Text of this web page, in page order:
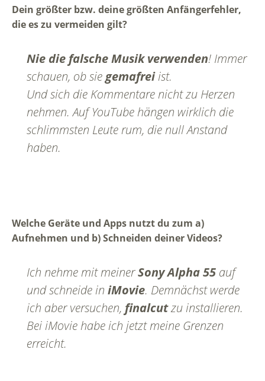
Dein größter bzw. deine größten Anfängerfehler,
die es zu vermeiden gilt?
Nie die falsche Musik verwenden! Immer
schauen, ob siegemafreiist.
Und sich die Kommentare nicht zu Herzen
nehmen. Auf YouTube hängen wirklich die
schlimmsten Leute rum, die null Anstand
haben.
Welche Geräte und Apps nutzt du zum a)
Aufnehmen und b) Schneiden deiner Videos?
Ich nehme mit meinerSony Alpha 55 auf
und schneide in iMovie. Demnächst werde
ich aber versuchen, finalcutzu installieren.
Bei iMovie habe ich jetzt meine Grenzen
erreicht.